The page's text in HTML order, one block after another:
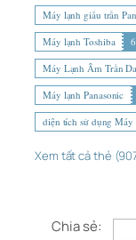
Máy lạnh giấu trần
Máy lạnh Toshiba
6
Máy Lạnh Âm Trần
Máy lạnh Panasonic
diện tích sử dụng Máy
Xem tất cả thẻ
Chia sẻ: